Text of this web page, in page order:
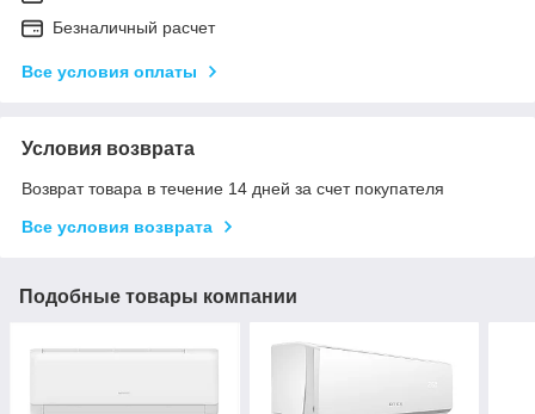
Безналичный расчет
Все условия оплаты
Условия возврата
Возврат товара в течение 14 дней за счет покупателя
Все условия возврата
Подобные товары компании